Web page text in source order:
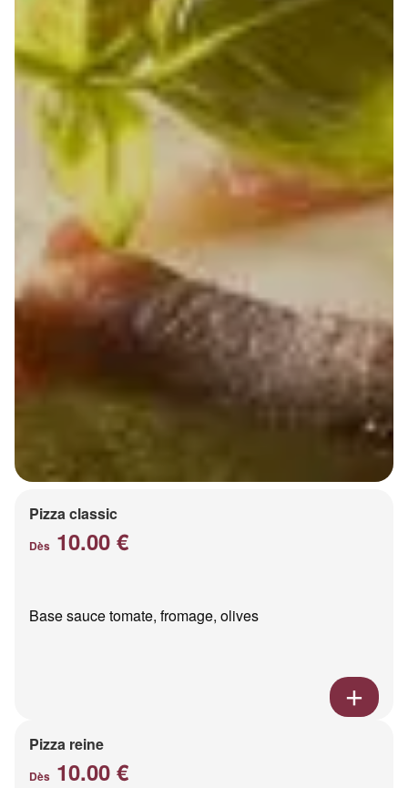
Pizza classic
Dès 10.00 €
Base sauce tomate, fromage, olives
Pizza reine
Dès 10.00 €